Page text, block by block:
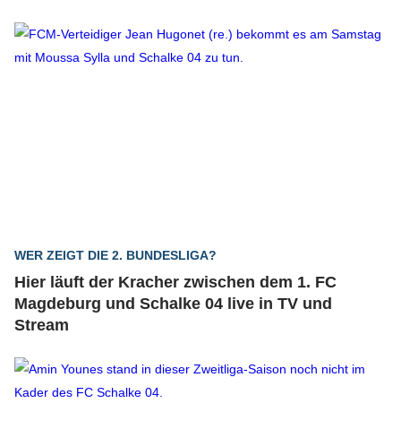
WER ZEIGT DIE 2. BUNDESLIGA?
Hier läuft der Kracher zwischen dem 1. FC
Magdeburg und Schalke 04 live in TV und
Stream